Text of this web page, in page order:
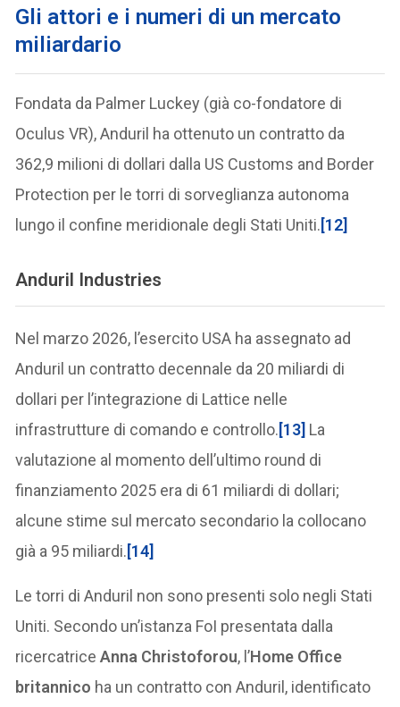
Gli attori e i numeri di un mercato
miliardario
Fondata da Palmer Luckey (già co-fondatore di
Oculus VR), Anduril ha ottenuto un contratto da
362,9 milioni di dollari dalla US Customs and Border
Protection per le torri di sorveglianza autonoma
lungo il confine meridionale degli Stati Uniti.[12]
Anduril Industries
Nel marzo 2026, l’esercito USA ha assegnato ad
Anduril un contratto decennale da 20 miliardi di
dollari per l’integrazione di Lattice nelle
infrastrutture di comando e controllo.[13] La
valutazione al momento dell’ultimo round di
finanziamento 2025 era di 61 miliardi di dollari;
alcune stime sul mercato secondario la collocano
già a 95 miliardi.[14]
Le torri di Anduril non sono presenti solo negli Stati
Uniti. Secondo un’istanza FoI presentata dalla
ricercatriceAnna Christoforou, l’Home Office
britannico ha un contratto con Anduril, identificato